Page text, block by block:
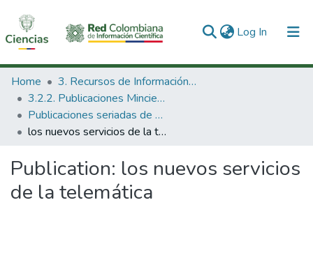
Log In (current)
Communities & Collections
All of DSpace
Statistics
Home
3. Recursos de Información Científica y Tecnológica
3.2.2. Publicaciones Minciencias
Publicaciones seriadas de Minciencias
los nuevos servicios de la telemática
Publication: los nuevos servicios
de la telemática